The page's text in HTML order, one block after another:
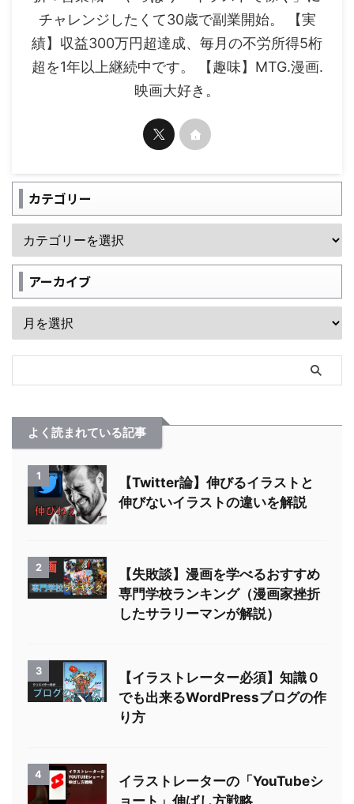
チャレンジしたくて30歳で副業開始。 【実
績】収益300万円超達成、毎月の不労所得5桁
超を1年以上継続中です。 【趣味】MTG.漫画.
映画大好き。
カテゴリー
アーカイブ
よく読まれている記事
1
【Twitter論】伸びるイラストと
伸びないイラストの違いを解説
2
【失敗談】漫画を学べるおすすめ
専門学校ランキング（漫画家挫折
したサラリーマンが解説）
3
【イラストレーター必須】知識０
でも出来るWordPressブログの作
り方
4
イラストレーターの「YouTubeシ
ョート」伸ばし方戦略